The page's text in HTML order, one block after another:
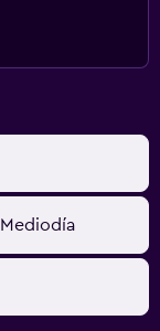
Mediodía